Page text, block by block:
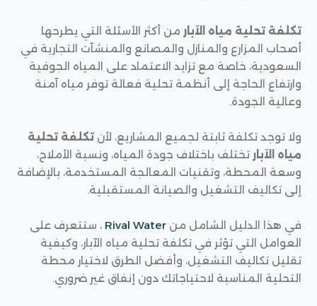
تكلفة تحلية مياه الآبار من أكثر الأسئلة التي يطرحها
أصحاب المزارع والمنازل والمصانع والمنشآت التجارية في
السعودية، خاصة مع تزايد الاعتماد على المياه الجوفية
وارتفاع الحاجة إلى أنظمة تحلية فعالة توفر مياه آمنة
وعالية الجودة.
ولا توجد تكلفة ثابتة لجميع المشاريع، لأنتكلفة تحلية
مياه الآبار تختلف باختلاف جودة المياه، ونسبة الأملاح،
وسعة المحطة، وتقنيات المعالجة المستخدمة، بالإضافة
إلى تكاليف التشغيل والصيانة المستقبلية.
في هذا الدليل الشامل منRival Water ، ستتعرف على
العوامل التي تؤثر في تكلفة تحلية مياه الآبار، وكيفية
تقليل تكاليف التشغيل، وأفضل الطرق لاختيار محطة
التحلية المناسبة لاحتياجاتك دون إنفاق غير ضروري.